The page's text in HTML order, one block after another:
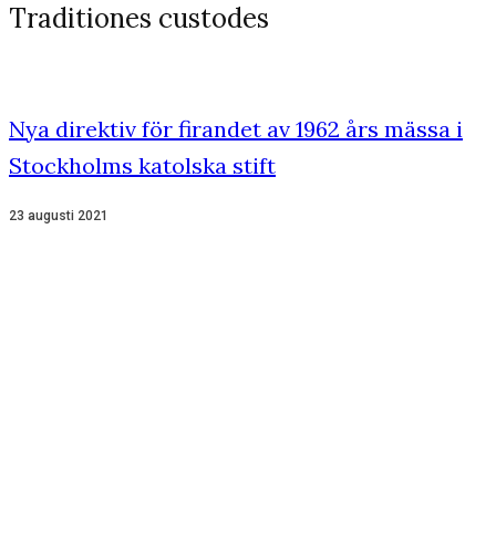
Traditiones custodes
Nya direktiv för firandet av 1962 års mässa i
Stockholms katolska stift
23 augusti 2021